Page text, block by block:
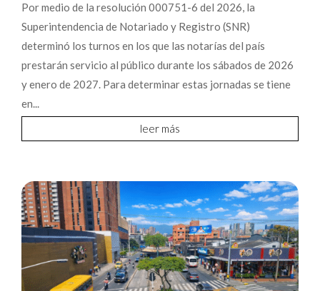
Por medio de la resolución 000751-6 del 2026, la
Superintendencia de Notariado y Registro (SNR)
determinó los turnos en los que las notarías del país
prestarán servicio al público durante los sábados de 2026
y enero de 2027. Para determinar estas jornadas se tiene
en...
leer más